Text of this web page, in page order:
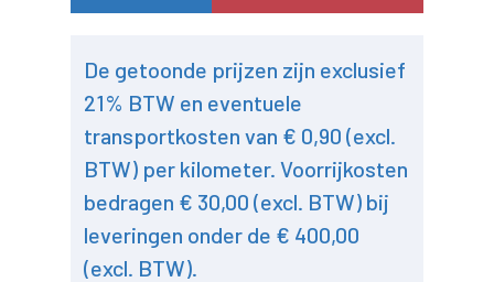
De getoonde prijzen zijn exclusief
21% BTW en eventuele
transportkosten van € 0,90 (excl.
BTW) per kilometer. Voorrijkosten
bedragen € 30,00 (excl. BTW) bij
leveringen onder de € 400,00
(excl. BTW).